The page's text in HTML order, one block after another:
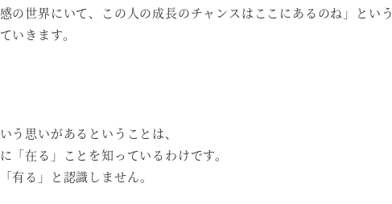
の世界にいて、この人の成長のチャンスはここにあるのね」という
いきます。
う思いがあるということは、
「在る」ことを知っているわけです。
有る」と認識しません。